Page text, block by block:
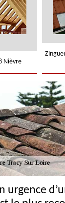
Nièvre
urgence